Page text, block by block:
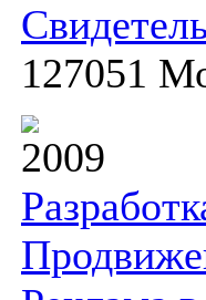
127051
2009